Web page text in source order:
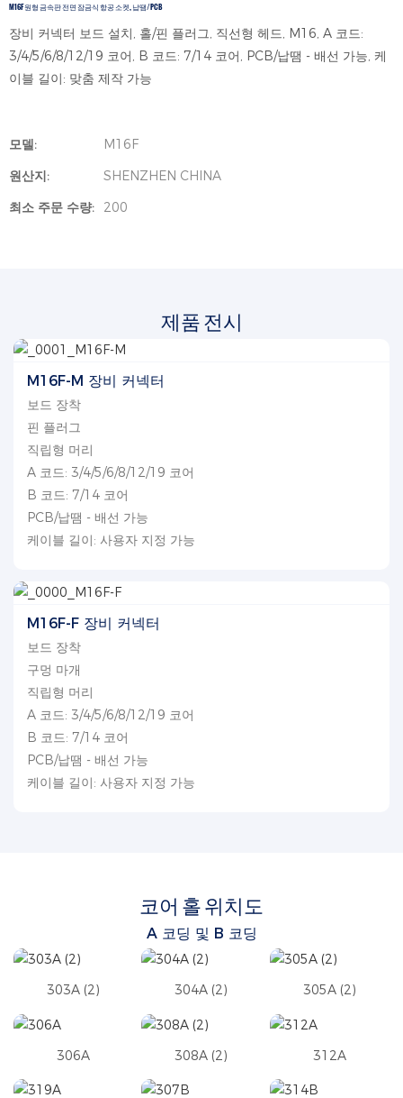
M16F 원형 금속판 전면 잠금식 항공 소켓, 납땜/PCB
장비 커넥터 보드 설치, 홀/핀 플러그, 직선형 헤드, M16, A 코드:
3/4/5/6/8/12/19 코어, B 코드: 7/14 코어, PCB/납땜 - 배선 가능, 케
이블 길이: 맞춤 제작 가능
모델:
M16F
원산지:
SHENZHEN CHINA
최소 주문 수량:
200
제품 전시
M16F-M 장비 커넥터
보드 장착
핀 플러그
직립형 머리
A 코드: 3/4/5/6/8/12/19 코어
B 코드: 7/14 코어
PCB/납땜 - 배선 가능
케이블 길이: 사용자 지정 가능
M16F-F 장비 커넥터
보드 장착
구멍 마개
직립형 머리
A 코드: 3/4/5/6/8/12/19 코어
B 코드: 7/14 코어
PCB/납땜 - 배선 가능
케이블 길이: 사용자 지정 가능
코어 홀 위치도
A 코딩 및 B 코딩
303A (2) 304A (2) 305A (2)
306A 308A (2) 312A